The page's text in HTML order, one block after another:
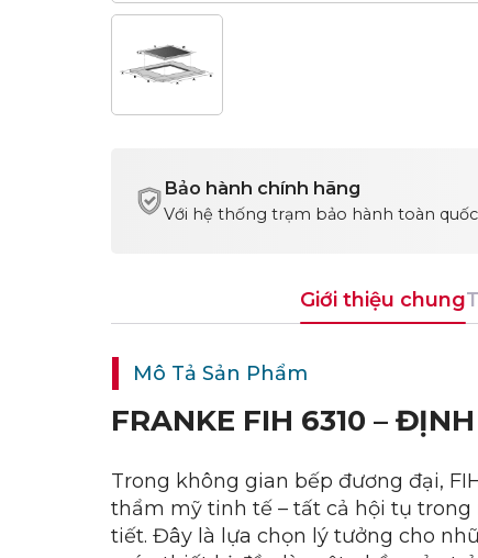
Bảo hành chính hãng
Với hệ thống trạm bảo hành toàn quốc
Giới thiệu chung
Mô Tả Sản Phẩm
FRANKE FIH 6310 –
Trong không gian bếp đương đại,
thẩm mỹ tinh tế – tất cả hội tụ
tiết. Đây là lựa chọn lý tưởng cho